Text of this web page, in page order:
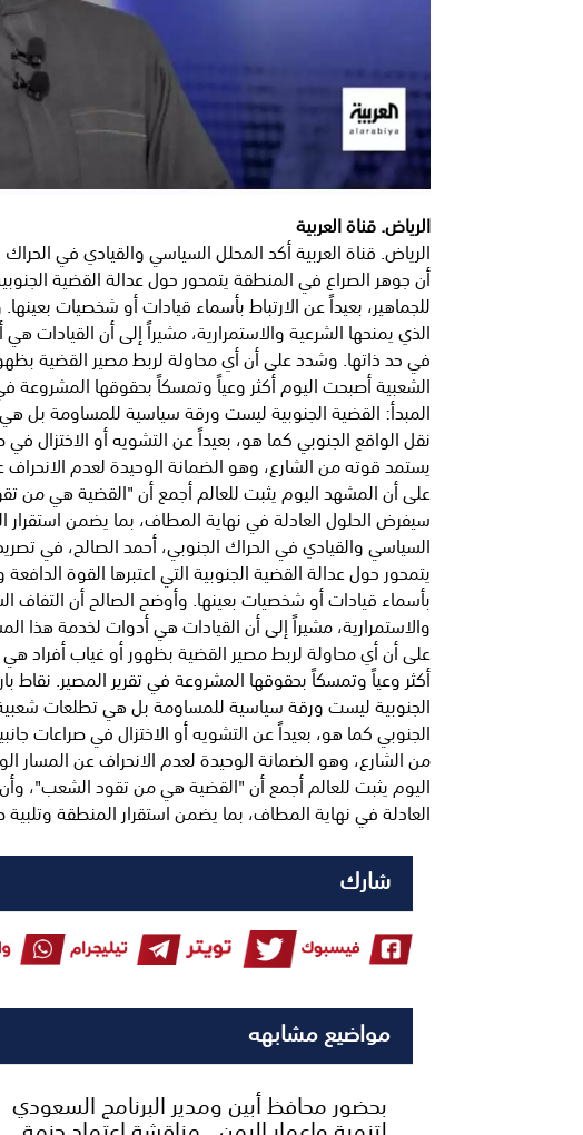
الرياض. قناة العربية
الرياض. قناة العربية أكد المحلل السياسي والقيادي في
أن جوهر الصراع في المنطقة يتمحور حول عدالة القضية
للجماهير، بعيداً عن الارتباط بأسماء قيادات أو شخصيات
الذي يمنحها الشرعية والاستمرارية، مشيراً إلى أن
في حد ذاتها. وشدد على أن أي محاولة لربط مصير القضية
الشعبية أصبحت اليوم أكثر وعياً وتمسكاً بحقوقها المشروعة
المبدأ: القضية الجنوبية ليست ورقة سياسية للمساومة بل
نقل الواقع الجنوبي كما هو، بعيداً عن التشويه أو الاختزال
يستمد قوته من الشارع، وهو الضمانة الوحيدة لعدم الانحراف
على أن المشهد اليوم يثبت للعالم أجمع أن "القضية هي من
سيفرض الحلول العادلة في نهاية المطاف، بما يضمن استقرار
السياسي والقيادي في الحراك الجنوبي، أحمد الصالح، في
يتمحور حول عدالة القضية الجنوبية التي اعتبرها القوة
بأسماء قيادات أو شخصيات بعينها. وأوضح الصالح أن
والاستمرارية، مشيراً إلى أن القيادات هي أدوات لخدمة
على أن أي محاولة لربط مصير القضية بظهور أو غياب أفراد
أكثر وعياً وتمسكاً بحقوقها المشروعة في تقرير المصير. نقاط
الجنوبية ليست ورقة سياسية للمساومة بل هي تطلعات
الجنوبي كما هو، بعيداً عن التشويه أو الاختزال في صراعات
من الشارع، وهو الضمانة الوحيدة لعدم الانحراف عن المسار
اليوم يثبت للعالم أجمع أن "القضية هي من تقود الشعب"،
العادلة في نهاية المطاف، بما يضمن استقرار المنطقة
شارك
مواضيع مشابهه
بحضور محافظ أبين ومدير البرنامج السعودي